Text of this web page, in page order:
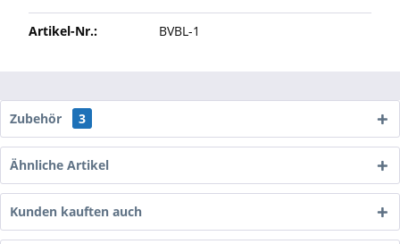
Artikel-Nr.: BVBL-1
Zubehör 3
Ähnliche Artikel
Kunden kauften auch